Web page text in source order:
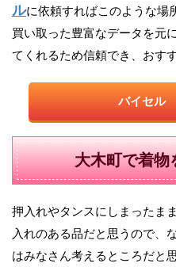
ルに依頼すればこのような場
買い取った豊富なデータを元
てくれるため信頼でき、おすす
バイセル
大木町で着物
押入れやタンスにしまったま
入れのある品だと思うので、
はみなさん考えるところだと